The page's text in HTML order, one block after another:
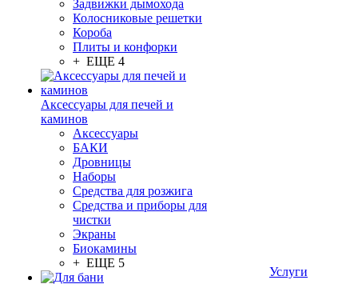
Задвижки дымохода
Колосниковые решетки
Короба
Плиты и конфорки
+ ЕЩЕ 4
Аксессуары для печей и
каминов
Аксессуары
БАКИ
Дровницы
Наборы
Средства для розжига
Средства и приборы для
чистки
Экраны
Биокамины
+ ЕЩЕ 5
Услуги